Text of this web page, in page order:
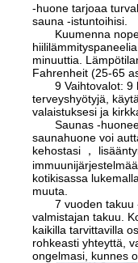
-huone tarjoaa
sauna -istuntoihisi.
Kuumenna
minuuttia.
Fahrenheit (25-65
9 Vaihtovalot: 9
terveyshyötyjä,
valaistuksesi ja
Saunas -
saunahuone voi
kehostasi ，
kotikisassa
muuta.
7 vuoden takuu
valmistajan takuu.
kaikilla tarvittavilla
rohkeasti yhteyttä,
ongelmasi, kunnes